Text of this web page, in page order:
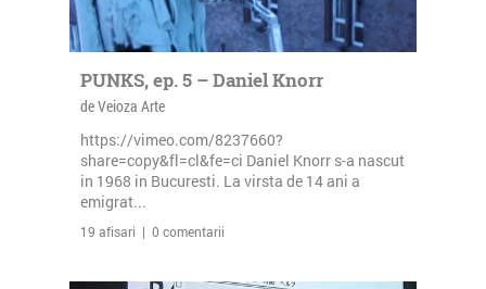
PUNKS, ep. 5 – Daniel Knorr
de Veioza Arte
https://vimeo.com/8237660?
share=copy&fl=cl&fe=ci Daniel Knorr s-a nascut
in 1968 in Bucuresti. La virsta de 14 ani a
emigrat...
19 afisari | 0 comentarii